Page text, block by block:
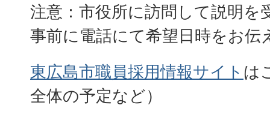
注意：市役所に訪問して説明を
事前に電話にて希望日時をお伝
東広島市職員採用情報サイト は
全体の予定など）